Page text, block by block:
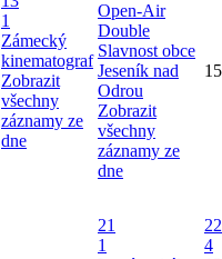
1
Zámecký
kinematograf
Zobrazit
všechny
záznamy ze
dne
Open-Air
Double
Slavnost obce
Jeseník nad
Odrou
Zobrazit
všechny
záznamy ze
dne
15
21
1
22
4